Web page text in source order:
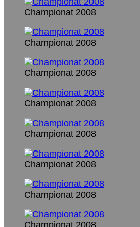
Championat 2008
Championat 2008
Championat 2008
Championat 2008
Championat 2008
Championat 2008
Championat 2008
Championat 2008